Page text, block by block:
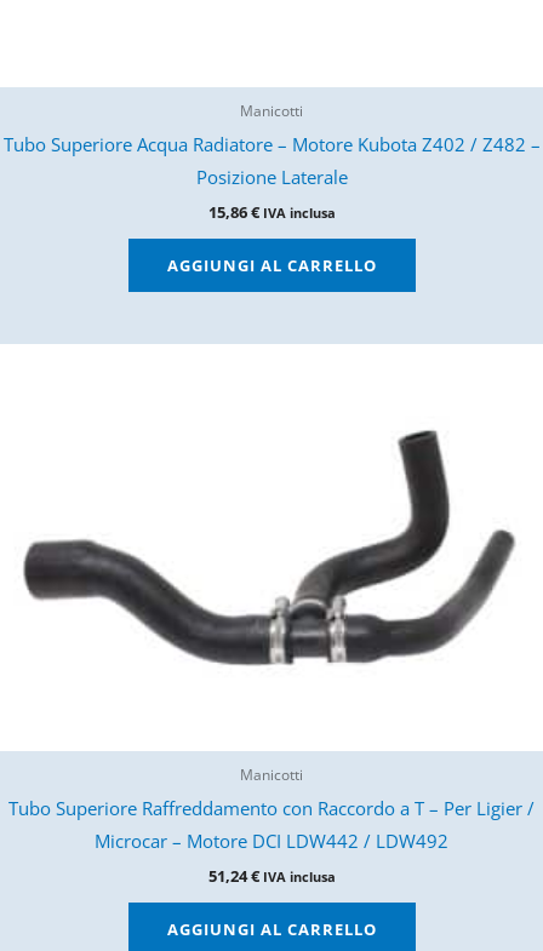
Manicotti
Tubo Superiore Acqua Radiatore – Motore Kubota Z402 / Z482 –
Posizione Laterale
15,86€ IVA inclusa
AGGIUNGI AL CARRELLO
Manicotti
Tubo Superiore Raffreddamento con Raccordo a T – Per Ligier /
Microcar – Motore DCI LDW442 / LDW492
51,24€ IVA inclusa
AGGIUNGI AL CARRELLO